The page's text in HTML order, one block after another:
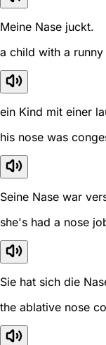
Meine Nase juckt.
a child with a runny
ein Kind mit einer
his nose was
Seine Nase war
she's had a nose
Sie hat sich die
the ablative nose